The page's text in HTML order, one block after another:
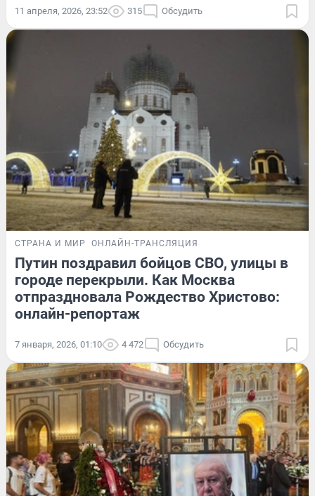
11 апреля, 2026, 23:52 315 Обсудить
СТРАНА И МИР ОНЛАЙН-ТРАНСЛЯЦИЯ
Путин поздравил бойцов СВО, улицы в
городе перекрыли. Как Москва
отпраздновала Рождество Христово:
онлайн-репортаж
7 января, 2026, 01:10 4 472 Обсудить